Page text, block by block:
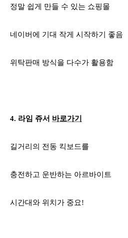
정말 쉽게 만들 수 있는 쇼핑몰
네이버에 기대 작게 시작하기 좋음
위탁판매 방식을 다수가 활용함
4. 라임 쥬서 바로가기
길거리의 전동 킥보드를
충전하고 운반하는 아르바이트
시간대와 위치가 중요!